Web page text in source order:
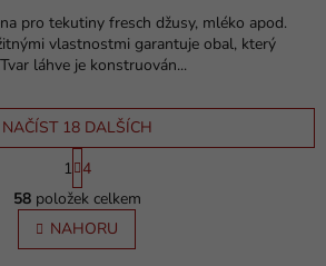
pro tekutiny fresch džusy, mléko apod.
vlastnostmi garantuje obal, který
láhve je konstruován...
O
v
l
á
NAČÍST 18 DALŠÍCH
S
t
r
á
n
k
1 4
58položek celkem
NAHORU